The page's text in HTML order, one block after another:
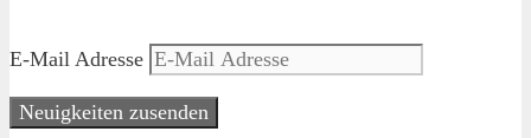
E-Mail Adresse
Neuigkeiten zusenden